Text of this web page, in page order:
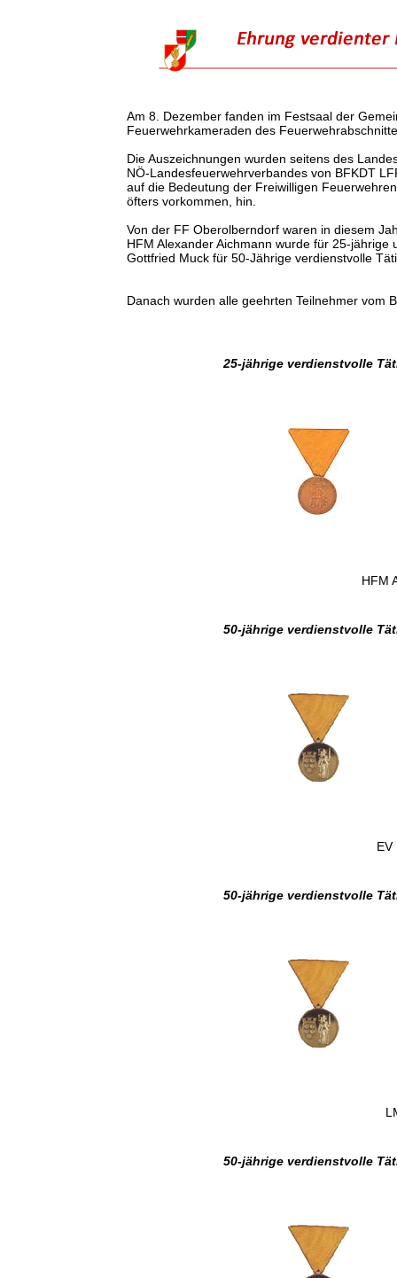
Am 8. Dezember fanden im Festsaal der
Feuerwehrkameraden des
Die Auszeichnungen wurden seitens des
NÖ-Landesfeuerwehrverbandes von BFKDT
auf die Bedeutung der Freiwilligen
öfters vorkommen, hin.
Von der FF Oberolberndorf waren in diesem
HFM Alexander Aichmann wurde für 25-jährige
Gottfried Muck für 50-Jährige verdienstvolle
Danach wurden alle geehrten Teilnehmer vom
25-jährige verdienstvolle
HFM
50-jährige verdienstvolle
EV
50-jährige verdienstvolle
50-jährige verdienstvolle